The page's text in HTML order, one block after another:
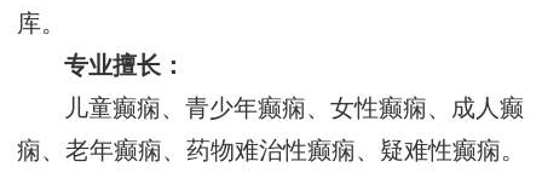
库。
专业擅长：
儿童癫痫、青少年癫痫、女性癫痫、成人癫
痫、老年癫痫、药物难治性癫痫、疑难性癫痫。